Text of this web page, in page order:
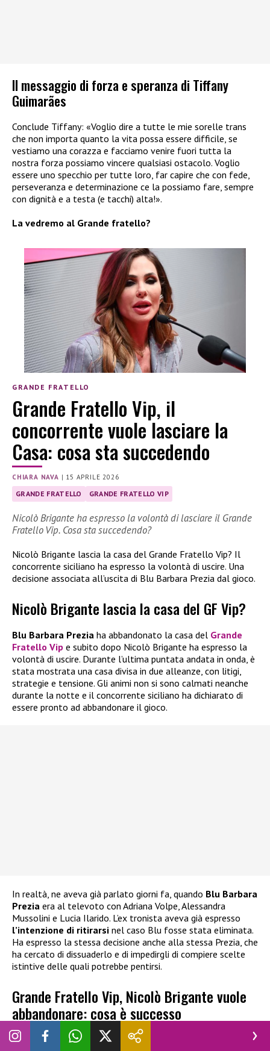
Il messaggio di forza e speranza di Tiffany
Guimarães
Conclude Tiffany: «Voglio dire a tutte le mie sorelle trans
che non importa quanto la vita possa essere difficile, se
vestiamo una corazza e facciamo venire fuori tutta la
nostra forza possiamo vincere qualsiasi ostacolo. Voglio
essere uno specchio per tutte loro, far capire che con fede,
perseveranza e determinazione ce la possiamo fare, sempre
con dignità e a testa (e tacchi) alta!».
La vedremo al Grande fratello?
GRANDE FRATELLO
Grande Fratello Vip, il
concorrente vuole lasciare la
Casa: cosa sta succedendo
CHIARA NAVA | 15 APRILE 2026
GRANDE FRATELLO GRANDE FRATELLO VIP
Nicolò Brigante ha espresso la volontà di lasciare il Grande
Fratello Vip. Cosa sta succedendo?
Nicolò Brigante lascia la casa del Grande Fratello Vip? Il
concorrente siciliano ha espresso la volontà di uscire. Una
decisione associata all’uscita di Blu Barbara Prezia dal gioco.
Nicolò Brigante lascia la casa del GF Vip?
Blu Barbara Prezia ha abbandonato la casa del Grande
Fratello Vip e subito dopo Nicolò Brigante ha espresso la
volontà di uscire. Durante l’ultima puntata andata in onda, è
stata mostrata una casa divisa in due alleanze, con litigi,
strategie e tensione. Gli animi non si sono calmati neanche
durante la notte e il concorrente siciliano ha dichiarato di
essere pronto ad abbandonare il gioco.
In realtà, ne aveva già parlato giorni fa, quando Blu Barbara
Prezia era al televoto con Adriana Volpe, Alessandra
Mussolini e Lucia Ilarido. L’ex tronista aveva già espresso
l’intenzione di ritirarsi nel caso Blu fosse stata eliminata.
Ha espresso la stessa decisione anche alla stessa Prezia, che
ha cercato di dissuaderlo e di impedirgli di compiere scelte
istintive delle quali potrebbe pentirsi.
Grande Fratello Vip, Nicolò Brigante vuole
abbandonare: cosa è successo